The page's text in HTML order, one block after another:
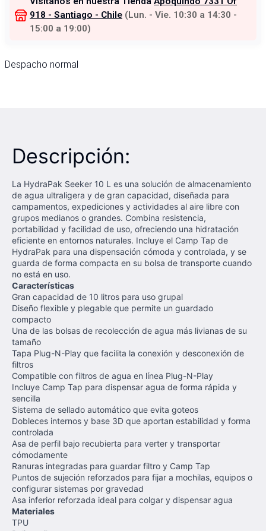
918 - Santiago - Chile (Lun. - Vie. 10:30 a 14:30 -
15:00 a 19:00)
Despacho normal
Descripción:
La HydraPak Seeker 10 L es una solución de almacenamiento
de agua ultraligera y de gran capacidad, diseñada para
campamentos, expediciones y actividades al aire libre con
grupos medianos o grandes. Combina resistencia,
portabilidad y facilidad de uso, ofreciendo una hidratación
eficiente en entornos naturales. Incluye el Camp Tap de
HydraPak para una dispensación cómoda y controlada, y se
guarda de forma compacta en su bolsa de transporte cuando
no está en uso.
Características
Gran capacidad de 10 litros para uso grupal
Diseño flexible y plegable que permite un guardado
compacto
Una de las bolsas de recolección de agua más livianas de su
tamaño
Tapa Plug-N-Play que facilita la conexión y desconexión de
filtros
Compatible con filtros de agua en línea Plug-N-Play
Incluye Camp Tap para dispensar agua de forma rápida y
sencilla
Sistema de sellado automático que evita goteos
Dobleces internos y base 3D que aportan estabilidad y forma
controlada
Asa de perfil bajo recubierta para verter y transportar
cómodamente
Ranuras integradas para guardar filtro y Camp Tap
Puntos de sujeción reforzados para fijar a mochilas, equipos o
configurar sistemas por gravedad
Asa inferior reforzada ideal para colgar y dispensar agua
Materiales
TPU